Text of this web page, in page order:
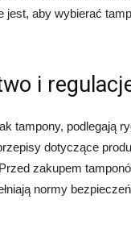
jest, aby wybierać
i
tampony, podlegają
dotyczące
zakupem
normy